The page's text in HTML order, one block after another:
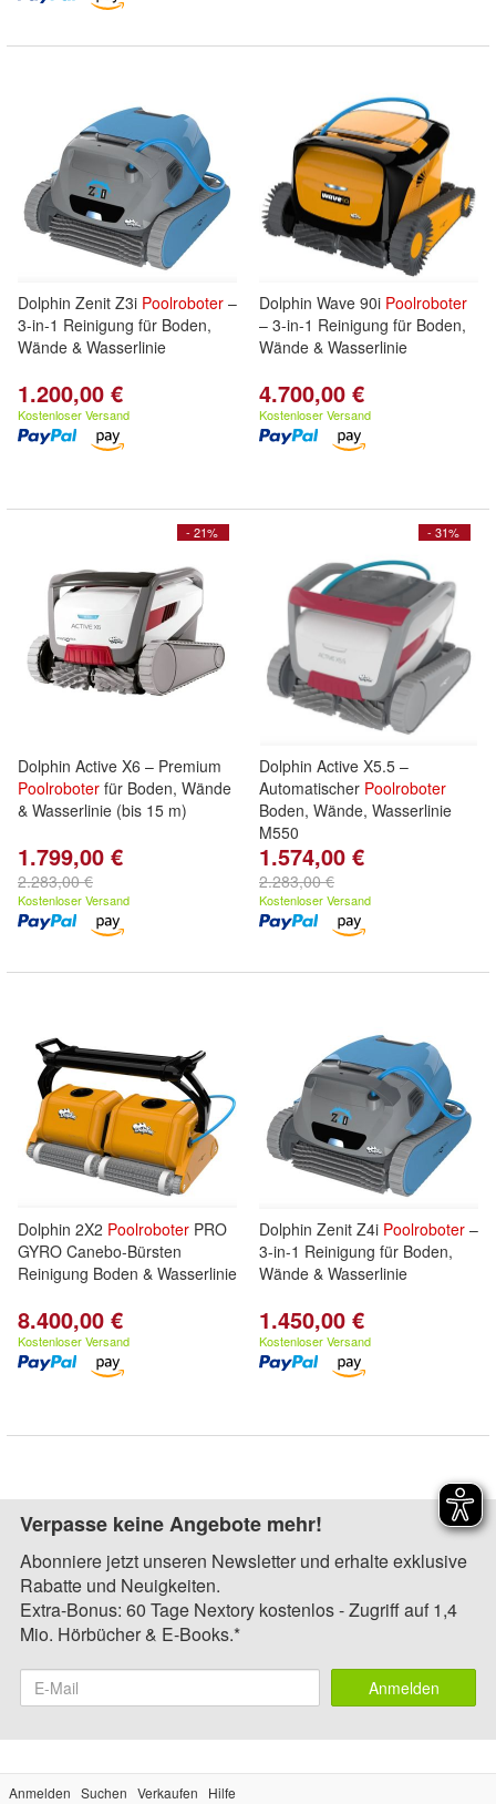
Dolphin Zenit Z3i Poolroboter –
3-in-1 Reinigung für Boden,
Wände & Wasserlinie
1.200,00 €
Kostenloser Versand
Dolphin Wave 90i Poolroboter
– 3-in-1 Reinigung für Boden,
Wände & Wasserlinie
4.700,00 €
Kostenloser Versand
- 21%
Dolphin Active X6 – Premium
Poolroboter für Boden, Wände
& Wasserlinie (bis 15 m)
1.799,00 €
2.283,00 €
Kostenloser Versand
- 31%
Dolphin Active X5.5 –
Automatischer Poolroboter
Boden, Wände, Wasserlinie
M550
1.574,00 €
2.283,00 €
Kostenloser Versand
Dolphin 2X2 Poolroboter PRO
GYRO Canebo-Bürsten
Reinigung Boden & Wasserlinie
8.400,00 €
Kostenloser Versand
Dolphin Zenit Z4i Poolroboter –
3-in-1 Reinigung für Boden,
Wände & Wasserlinie
1.450,00 €
Kostenloser Versand
Verpasse keine Angebote mehr!
Abonniere jetzt unseren Newsletter und erhalte exklusive
Rabatte und Neuigkeiten.
Extra-Bonus: 60 Tage Nextory kostenlos - Zugriff auf 1,4
Mio. Hörbücher & E-Books.*
Anmelden
Anmelden Suchen Verkaufen
Hilfe